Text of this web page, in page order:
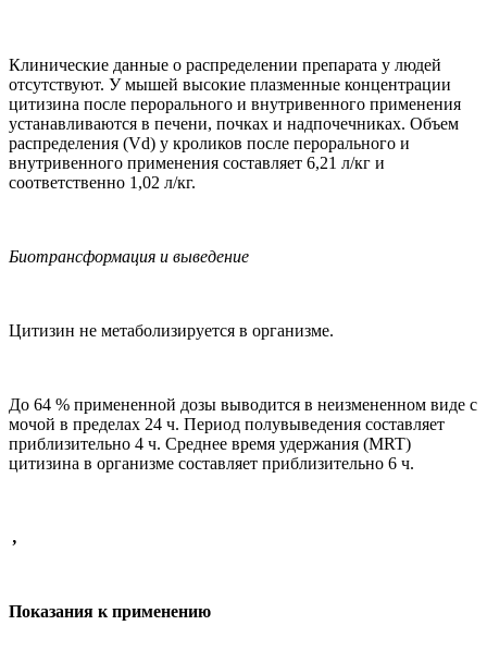
Клинические данные о распределении препарата у людей
отсутствуют. У мышей высокие плазменные концентрации
цитизина после перорального и внутривенного применения
устанавливаются в печени, почках и надпочечниках. Объем
распределения (Vd) у кроликов после перорального и
внутривенного применения составляет 6,21 л/кг и
соответственно 1,02 л/кг.
Биотрансформация и выведение
Цитизин не метаболизируется в организме.
До 64 % примененной дозы выводится в неизмененном виде с
мочой в пределах 24 ч. Период полувыведения составляет
приблизительно 4 ч. Среднее время удержания (MRT)
цитизина в организме составляет приблизительно 6 ч.
,
Показания к применению